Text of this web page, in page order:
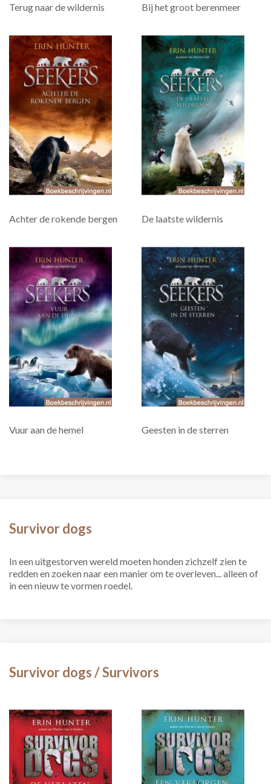
Terug naar de wildernis Bij het groot berenmeer
Achter de rokende bergen De laatste wildernis
Vuur aan de hemel Geesten in de sterren
Survivor dogs
In een uitgestorven wereld moeten honden zichzelf zien te
redden en zoeken naar een manier om te overleven... alleen of
in een nieuw te vormen roedel.
Survivor dogs / Survivors